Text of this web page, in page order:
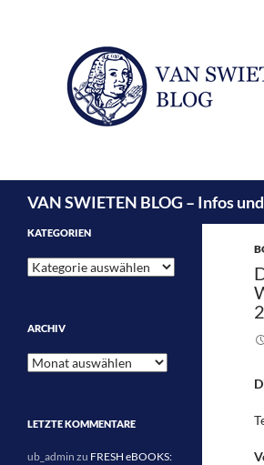
VAN SWIETEN BLOG – Infos
KATEGORIEN
Kategorien
ARCHIV
Archiv
LETZTE KOMMENTARE
ub_admin zu FRESH eBOOKS: